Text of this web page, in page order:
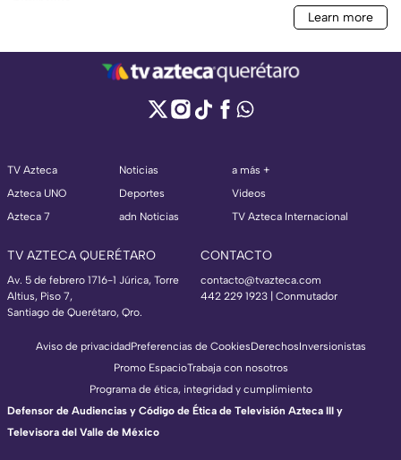
TV Azteca
Azteca UNO
Azteca 7
Noticias
Deportes
adn Noticias
a más +
Videos
TV Azteca Internacional
TV AZTECA QUERÉTARO
Av. 5 de febrero 1716-1 Júrica, Torre
Altius, Piso 7,
Santiago de Querétaro, Qro.
CONTACTO
contacto@tvazteca.com
442 229 1923 | Conmutador
Aviso de privacidadPreferencias de CookiesDerechosInversionistas
Promo EspacioTrabaja con nosotros
Programa de ética, integridad y cumplimiento
Defensor de Audiencias y Código de Ética de Televisión Azteca III y
Televisora del Valle de México